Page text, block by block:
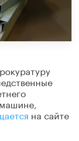
на сайте